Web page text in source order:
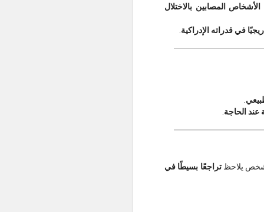
15% من الأشخاص المصابين بالاختلال
في قدراته الإدراكية
.
عند الحاجة.
يلاحظتراجعًا بسيطًا في